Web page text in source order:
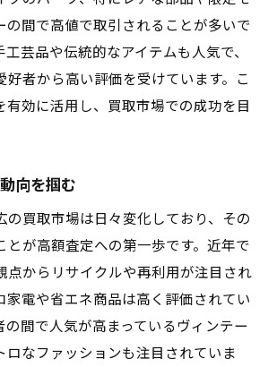
の間で高値で取引されることが多いで
工芸品や伝統的なアイテムも人気で、
好者から高い評価を受けています。こ
有効に活用し、買取市場での成功を目
向を掴む
の買取市場は日々変化しており、その
とが高額査定への第一歩です。近年で
点からリサイクルや再利用が注目され
家電や省エネ商品は高く評価されてい
の間で人気が高まっているヴィンテー
ロなファッションも注目されていま